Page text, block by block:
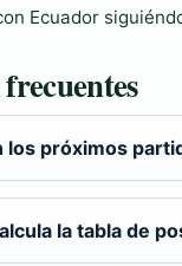
Ecuador
los próximos
la tabla de